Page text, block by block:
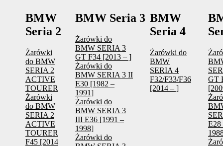
BMW
Seria 2
Żarówki
do BMW
SERIA 2
ACTIVE
TOURER
Żarówki
do BMW
SERIA 2
ACTIVE
TOURER
F45 [2014
BMW Seria 3
Żarówki do
BMW SERIA 3
GT F34 [2013 – ]
Żarówki do
BMW SERIA 3 II
E30 [1982 –
1991]
Żarówki do
BMW SERIA 3
III E36 [1991 –
1998]
Żarówki do
BMW
Seria 4
Żarówki do
BMW
SERIA 4
F32/F33/F36
[2014 – ]
GT
E28